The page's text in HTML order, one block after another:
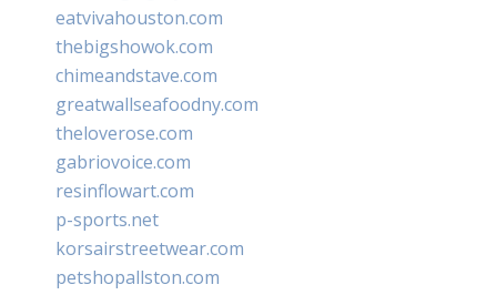
eatvivahouston.com
thebigshowok.com
chimeandstave.com
greatwallseafoodny.com
theloverose.com
gabriovoice.com
resinflowart.com
p-sports.net
korsairstreetwear.com
petshopallston.com